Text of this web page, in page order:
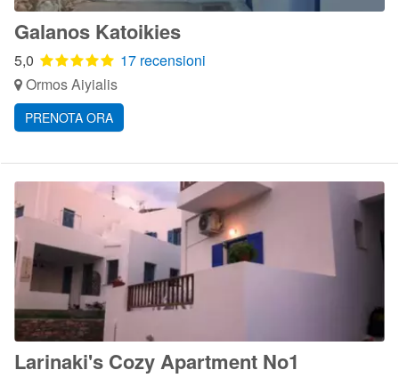
Galanos Katoikies
5,0
17 recensioni
Ormos Aiyialis
PRENOTA ORA
Larinaki's Cozy Apartment No1